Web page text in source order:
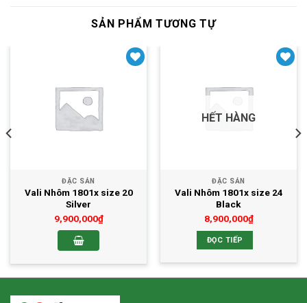
SẢN PHẨM TƯƠNG TỰ
ĐẶC SẢN
Vali Nhôm 1801x size 20
Silver
9,900,000₫
HẾT HÀNG
ĐẶC SẢN
Vali Nhôm 1801x size 24
Black
8,900,000₫
ĐỌC TIẾP